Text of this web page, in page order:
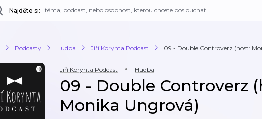
Najděte si:
Podcasty Hudba Jiří Korynta Podcast 09 - Double Controverz (host:
Jiří Korynta Podcast Hudba
09 - Double Controverz
Monika Ungrová)